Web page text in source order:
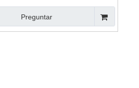
lápiz Esclerómetro L-5Pro
Preguntar